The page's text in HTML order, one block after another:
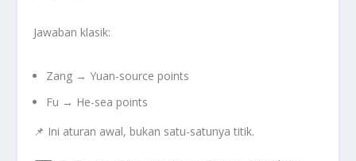
Jawaban klasik:
Zang → Yuan-source points
Fu → He-sea points
📌 Ini aturan awal, bukan satu-satunya titik.